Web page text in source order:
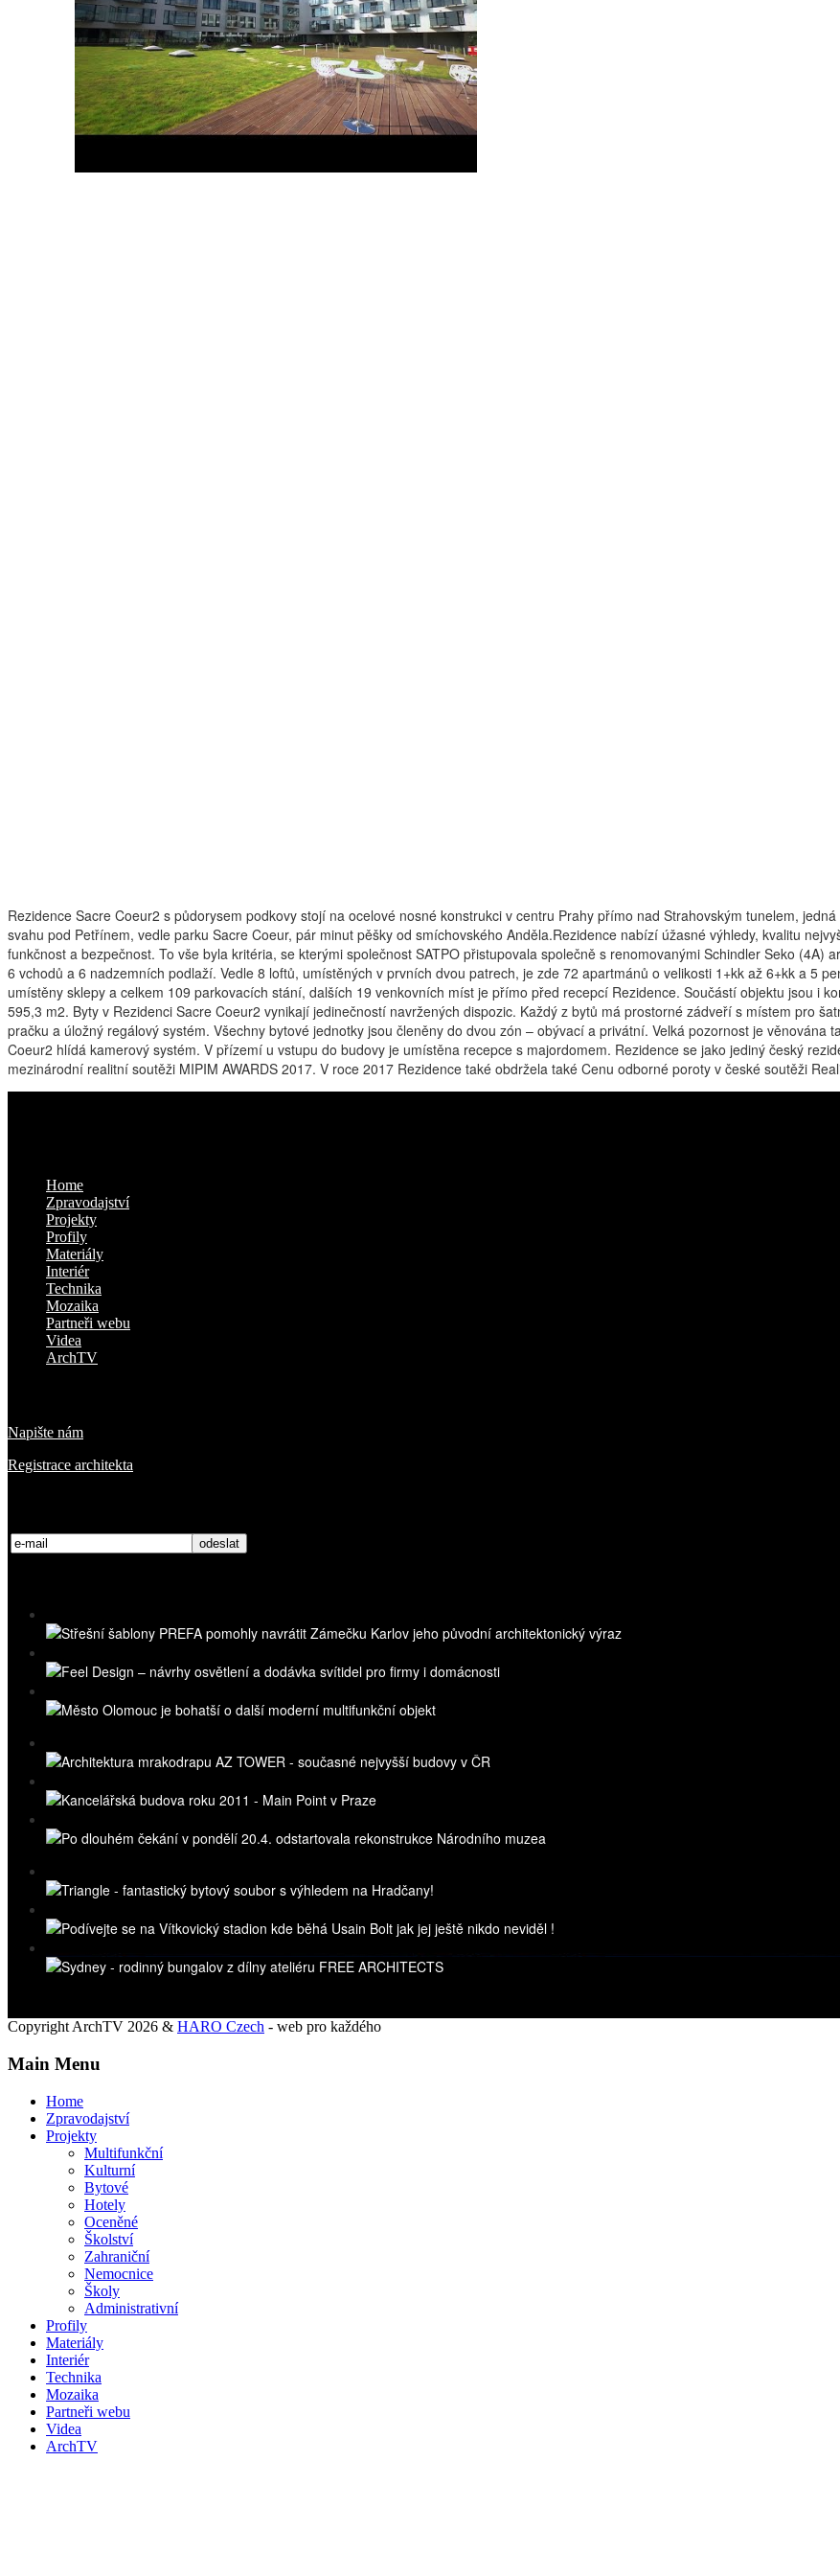
Rezidence Sacre Coeur2 s půdorysem podkovy stojí na ocelové nosné konstrukci v centru Prahy přímo nad Strahovským tunelem,
svahu pod Petřínem, vedle parku Sacre Coeur, pár minut pěšky od smíchovského Anděla.Rezidence nabízí úžasné výhledy, kvalitu
funkčnost a bezpečnost. To vše byla kritéria, se kterými společnost SATPO přistupovala společně s renomovanými Schindler Seko
6 vchodů a 6 nadzemních podlaží. Vedle 8 loftů, umístěných v prvních dvou patrech, je zde 72 apartmánů o velikosti 1+kk až 6+kk a 5
umístěny sklepy a celkem 109 parkovacích stání, dalších 19 venkovních míst je přímo před recepcí Rezidence. Součástí objektu jsou i
595,3 m2. Byty v Rezidenci Sacre Coeur2 vynikají jedinečností navržených dispozic. Každý z bytů má prostorné zádveří s místem pro
pračku a úložný regálový systém. Všechny bytové jednotky jsou členěny do dvou zón – obývací a privátní. Velká pozornost je
Coeur2 hlídá kamerový systém. V přízemí u vstupu do budovy je umístěna recepce s majordomem. Rezidence se jako jediný český
mezinárodní realitní soutěži MIPIM AWARDS 2017. V roce 2017 Rezidence také obdržela také Cenu odborné poroty v české soutěži
Home
Zpravodajství
Projekty
Profily
Materiály
Interiér
Technika
Mozaika
Partneři webu
Videa
ArchTV
Napište nám
Registrace architekta
Copyright ArchTV 2026 & HARO Czech - web pro každého
Main Menu
Home
Zpravodajství
Projekty
Multifunkční
Kulturní
Bytové
Hotely
Oceněné
Školství
Zahraniční
Nemocnice
Školy
Administrativní
Profily
Materiály
Interiér
Technika
Mozaika
Partneři webu
Videa
ArchTV